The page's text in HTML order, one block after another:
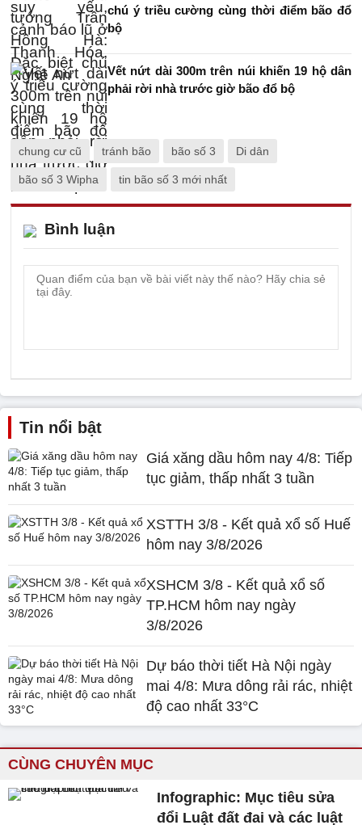
chú ý triều cường cùng thời điểm bão đổ
bộ
Vết nứt dài 300m trên núi khiến 19 hộ dân
phải rời nhà trước giờ bão đổ bộ
chung cư cũ tránh bão bão số 3 Di dân
bão số 3 Wipha tin bão số 3 mới nhất
Bình luận
Tin nổi bật
Giá xăng dầu hôm nay 4/8: Tiếp
tục giảm, thấp nhất 3 tuần
XSTTH 3/8 - Kết quả xổ số Huế
hôm nay 3/8/2026
XSHCM 3/8 - Kết quả xổ số
TP.HCM hôm nay ngày
3/8/2026
Dự báo thời tiết Hà Nội ngày
mai 4/8: Mưa dông rải rác, nhiệt
độ cao nhất 33°C
CÙNG CHUYÊN MỤC
Infographic: Mục tiêu sửa
đổi Luật đất đai và các luật